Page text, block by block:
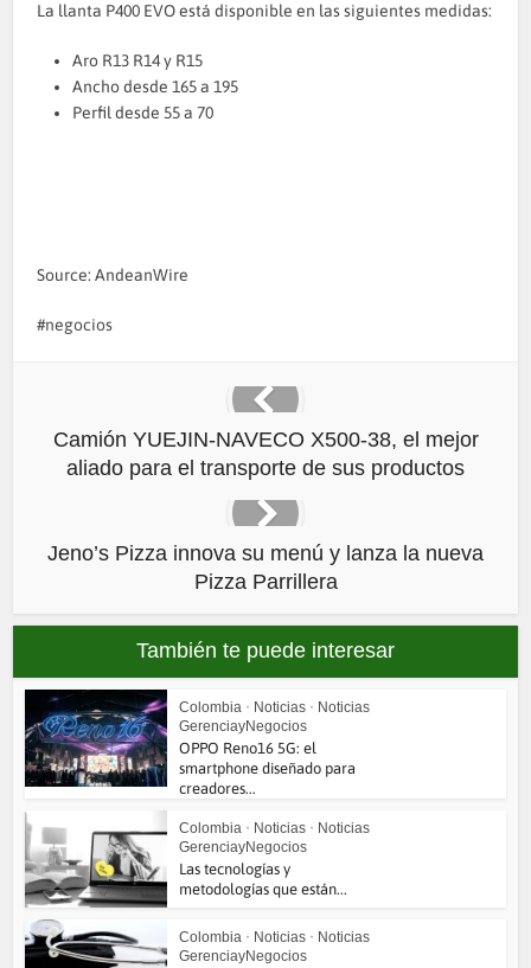
La llanta P400 EVO está disponible en las siguientes medidas:
Aro R13 R14 y R15
Ancho desde 165 a 195
Perfil desde 55 a 70
Source: AndeanWire
negocios
Camión YUEJIN-NAVECO X500-38, el mejor
aliado para el transporte de sus productos
Jeno’s Pizza innova su menú y lanza la nueva
Pizza Parrillera
También te puede interesar
Colombia • Noticias • Noticias
GerenciayNegocios
OPPO Reno16 5G: el
smartphone diseñado para
creadores...
Colombia • Noticias • Noticias
GerenciayNegocios
Las tecnologías y
metodologías que están...
Colombia • Noticias • Noticias
GerenciayNegocios